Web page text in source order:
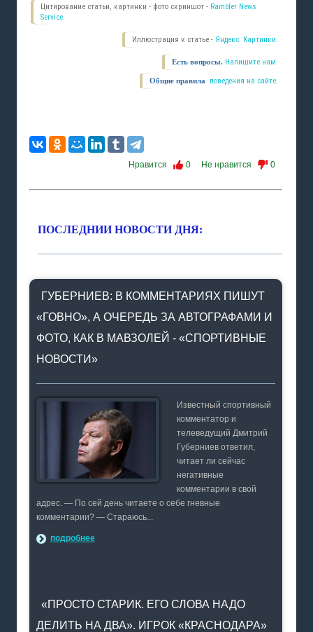
Цитирование статьи, картинки - фото скриншот - Rambler News
Service.
Иллюстрация к статье - Яндекс. Картинки.
Есть вопросы. Напишите нам.
Общие правила поведения на сайте.
Нравится 0 Не нравится 0
ПОСЛЕДНИИ НОВОСТИ ДНЯ:
ГУБЕРНИЕВ: В КОММЕНТАРИЯХ ПИШУТ
«ГОВНО», А ОЧЕРЕДЬ ЗА АВТОГРАФАМИ И
ФОТО, КАК В МАВЗОЛЕЙ - «СПОРТИВНЫЕ
НОВОСТИ»
Известный спортивный
комментатор и
телеведущий Дмитрий
Губерниев ответил,
читает ли сейчас
негативные
комментарии в свой
адрес. — По сей день читаете о себе гневные
комментарии? — Стараюсь...
подробнее
«ПРОСТО СТАРИК. ЕГО СЛОВА НАДО
ДЕЛИТЬ НА ДВА». ИГРОК «КРАСНОДАРА»